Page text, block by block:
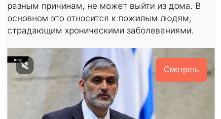
разным причинам, не может выйти из дома. В
основном это относится к пожилым людям,
страдающим хроническими заболеваниями.
Смотреть